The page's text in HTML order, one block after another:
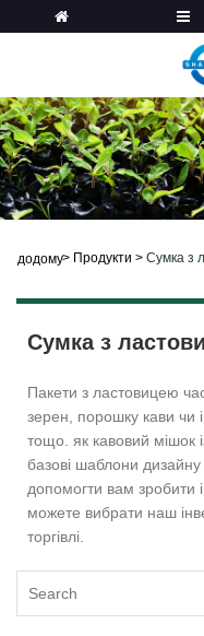
додому> Продукти > Сумка з
Сумка з
Пакети з ластовицею
зерен, порошку кави чи
тощо. як кавовий
базові шаблони
допомогти вам зробити
можете вибрати наш
торгівлі.